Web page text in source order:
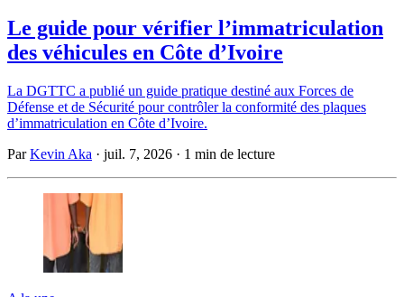
Le guide pour vérifier l’immatriculation
des véhicules en Côte d’Ivoire
La DGTTC a publié un guide pratique destiné aux Forces de
Défense et de Sécurité pour contrôler la conformité des plaques
d’immatriculation en Côte d’Ivoire.
ParKevin Aka · juil. 7, 2026 · 1 min de lecture